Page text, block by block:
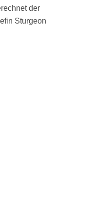
der
Sturgeon